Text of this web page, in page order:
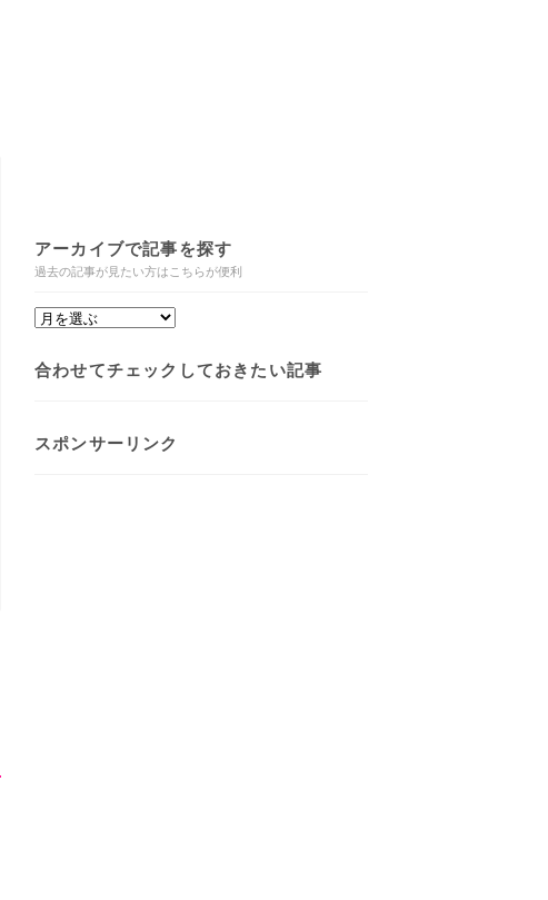
アーカイブで記事を探す
過去の記事が見たい方はこちらが便利
合わせてチェックしておきたい記事
スポンサーリンク